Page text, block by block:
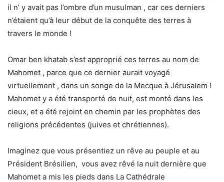
il n’ y avait pas l’ombre d’un musulman , car ces derniers
n’étaient qu’à leur début de la conquête des terres à
travers le monde !
Omar ben khatab s’est approprié ces terres au nom de
Mahomet , parce que ce dernier aurait voyagé
virtuellement , dans un songe de la Mecque à Jérusalem !
Mahomet y a été transporté de nuit, est monté dans les
cieux, et a été rejoint en chemin par les prophètes des
religions précédentes (juives et chrétiennes).
Imaginez que vous présentiez un rêve au peuple et au
Président Brésilien, vous avez rêvé la nuit dernière que
Mahomet a mis les pieds dans La Cathédrale